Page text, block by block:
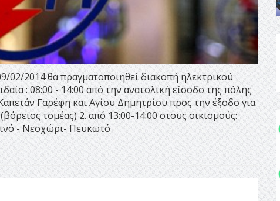
02/2014 θα πραγματοποιηθεί διακοπή ηλεκτρικού
: 08:00 - 14:00 από την ανατολική είσοδο της πόλης
Γαρέφη και Αγίου Δημητρίου προς την έξοδο για
τομέας) 2. από 13:00-14:00 στους οικισμούς:
- Νεοχώρι- Πευκωτό